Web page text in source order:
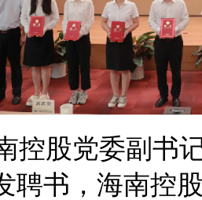
控股党委副书
聘书，海南控